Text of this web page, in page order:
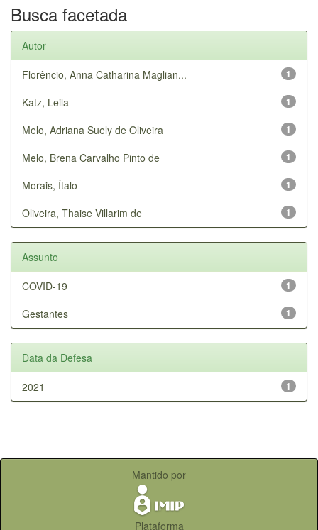
Busca facetada
Autor
1
Florêncio, Anna Catharina Maglian...
1
Katz, Leila
1
Melo, Adriana Suely de Oliveira
1
Melo, Brena Carvalho Pinto de
1
Morais, Ítalo
1
Oliveira, Thaise Villarim de
Assunto
1
COVID-19
1
Gestantes
Data da Defesa
1
2021
Mantido por
Plataforma